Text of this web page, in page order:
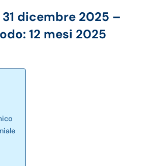
dicembre 2025 –
12 mesi 2025